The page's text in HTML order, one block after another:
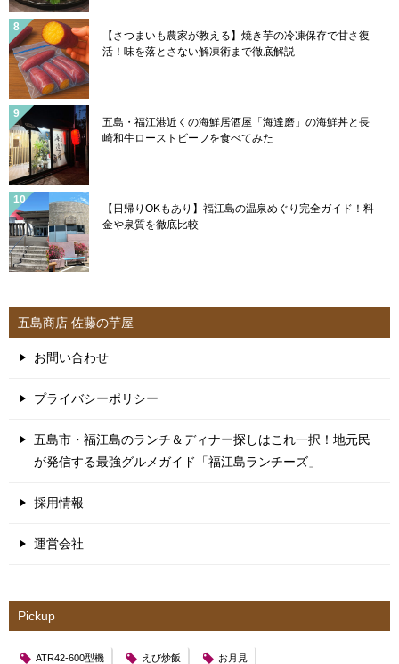
【さつまいも農家が教える】焼き芋の冷凍保存で甘さ復
活！味を落とさない解凍術まで徹底解説
五島・福江港近くの海鮮居酒屋「海達磨」の海鮮丼と長
崎和牛ローストビーフを食べてみた
【日帰りOKもあり】福江島の温泉めぐり完全ガイド！料
金や泉質を徹底比較
五島商店 佐藤の芋屋
お問い合わせ
プライバシーポリシー
五島市・福江島のランチ＆ディナー探しはこれ一択！地元民
が発信する最強グルメガイド「福江島ランチーズ」
採用情報
運営会社
Pickup
ATR42-600型機 えび炒飯 お月見